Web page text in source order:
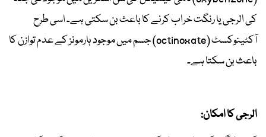
کی الرجی یا رنگت خراب کرنے کا باعث بن سکتی ہے۔ اسی طرح
آکٹینوکسٹ (octinoxate) جسم میں موجود ہارمونز کے عدم توازن کا
باعث بن سکتا ہے۔
الرجی کا امکان: